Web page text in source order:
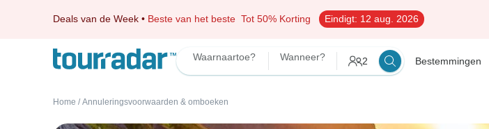
Deals van de Week • Beste van het beste Tot 50% Korting Eindigt: 12 aug. 2026
Waarnaartoe? Wanneer? 2 Bestemmingen
Home / Annuleringsvoorwaarden & omboeken